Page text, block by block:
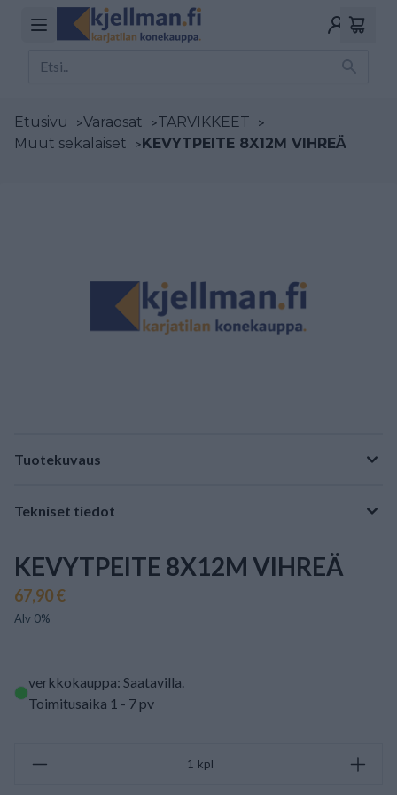
Etusivu >Varaosat >TARVIKKEET >
Muut sekalaiset >KEVYTPEITE 8X12M VIHREÄ
Tuotekuvaus
Tekniset tiedot
KEVYTPEITE 8X12M VIHREÄ
67,90 €
Alv 0%
verkkokauppa: Saatavilla.
Toimitusaika 1 - 7 pv
kpl